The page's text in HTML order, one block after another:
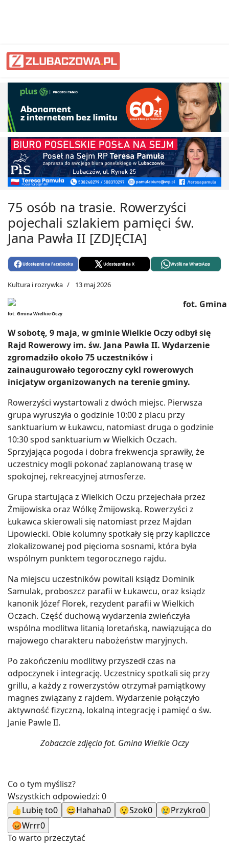
75 osób na trasie. Rowerzyści
pojechali szlakiem pamięci św.
Jana Pawła II [ZDJĘCIA]
Udostępnij na Facebooku Udostępnij na X Wyślij na WhatsApp
Kultura i rozrywka 13 maj 2026
fot. Gmina Wielkie Oczy
W sobotę, 9 maja, w gminie Wielkie Oczy odbył się
Rajd Rowerowy im. św. Jana Pawła II. Wydarzenie
zgromadziło około 75 uczestników i
zainaugurowało tegoroczny cykl rowerowych
inicjatyw organizowanych na terenie gminy.
Rowerzyści wystartowali z dwóch miejsc. Pierwsza
grupa wyruszyła o godzinie 10:00 z placu przy
sanktuarium w Łukawcu, natomiast druga o godzinie
10:30 spod sanktuarium w Wielkich Oczach.
Sprzyjająca pogoda i dobra frekwencja sprawiły, że
uczestnicy mogli pokonać zaplanowaną trasę w
spokojnej, rekreacyjnej atmosferze.
Grupa startująca z Wielkich Oczu przejechała przez
Żmijowiska oraz Wólkę Żmijowską. Rowerzyści z
Łukawca skierowali się natomiast przez Majdan
Lipowiecki. Obie kolumny spotkały się przy kapliczce
zlokalizowanej pod pięcioma sosnami, która była
wspólnym punktem tegorocznego rajdu.
Na miejscu uczestników powitali ksiądz Dominik
Samulak, proboszcz parafii w Łukawcu, oraz ksiądz
kanonik Józef Florek, rezydent parafii w Wielkich
Oczach. Część duchową wydarzenia zwieńczyła
wspólna modlitwa litanią loretańską, nawiązująca do
majowego charakteru nabożeństw maryjnych.
Po zakończeniu modlitwy przyszedł czas na
odpoczynek i integrację. Uczestnicy spotkali się przy
grillu, a każdy z rowerzystów otrzymał pamiątkowy
magnes związany z rajdem. Wydarzenie połączyło
aktywność fizyczną, lokalną integrację i pamięć o św.
Janie Pawle II.
Zobaczcie zdjęcia fot. Gmina Wielkie Oczy
Co o tym myślisz?
Wszystkich odpowiedzi: 0
👍Lubię to0 😄Hahaha0 😯Szok0 😢Przykro0
😡Wrrr0
To warto przeczytać